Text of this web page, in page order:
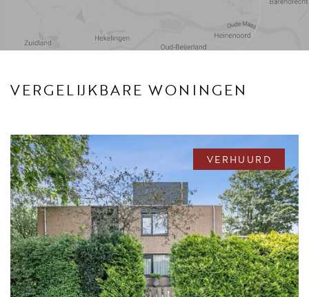
Voorzieningen
VERGELIJKBARE WONINGEN
VERHUURD